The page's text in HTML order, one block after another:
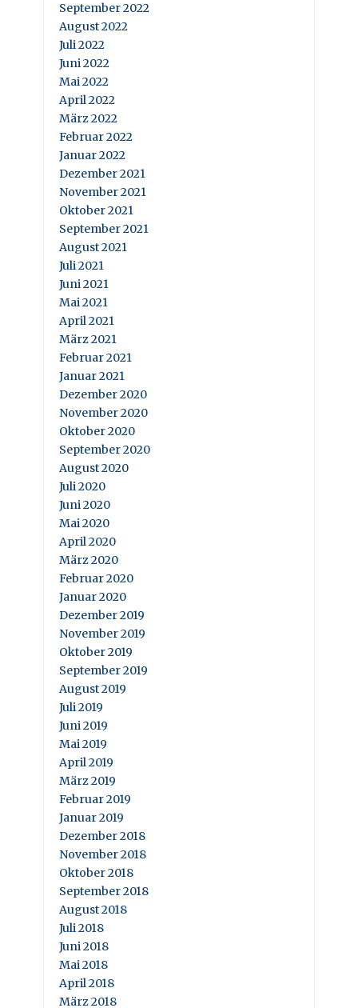
September 2022
August 2022
Juli 2022
Juni 2022
Mai 2022
April 2022
März 2022
Februar 2022
Januar 2022
Dezember 2021
November 2021
Oktober 2021
September 2021
August 2021
Juli 2021
Juni 2021
Mai 2021
April 2021
März 2021
Februar 2021
Januar 2021
Dezember 2020
November 2020
Oktober 2020
September 2020
August 2020
Juli 2020
Juni 2020
Mai 2020
April 2020
März 2020
Februar 2020
Januar 2020
Dezember 2019
November 2019
Oktober 2019
September 2019
August 2019
Juli 2019
Juni 2019
Mai 2019
April 2019
März 2019
Februar 2019
Januar 2019
Dezember 2018
November 2018
Oktober 2018
September 2018
August 2018
Juli 2018
Juni 2018
Mai 2018
April 2018
März 2018